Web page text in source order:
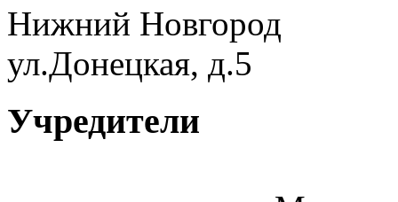
Нижний Новгород
ул.Донецкая, д.5
Учредители